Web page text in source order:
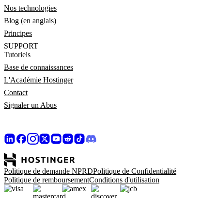
Nos technologies
Blog (en anglais)
Principes
SUPPORT
Tutoriels
Base de connaissances
L'Académie Hostinger
Contact
Signaler un Abus
Politique de demande NPRDPolitique de Confidentialité
Politique de remboursementConditions d'utilisation